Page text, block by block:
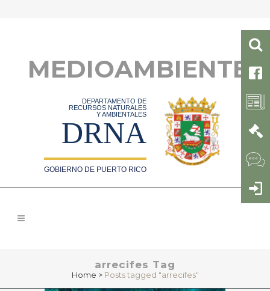
MEDIOAMBIENTE
DEPARTAMENTO DE
RECURSOS NATURALES
Y AMBIENTALES
DRNA
GOBIERNO DE PUERTO RICO
arrecifes Tag
Home > Posts tagged "arrecifes"